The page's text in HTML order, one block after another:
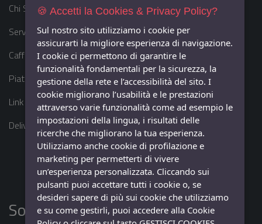
Chi Siamo
​Servizio Catering
Caffetteria
Piatti Unici
Link Amici
Delivery
Social
🍪 Accetti la Cookies & Privacy Policy?
Sul nostro sito utilizziamo i cookie per
assicurarti la migliore esperienza di navigazione.
I cookie ci permettono di garantire le
funzionalità fondamentali per la sicurezza, la
gestione della rete e l’accessibilità del sito. I
cookie migliorano l’usabilità e le prestazioni
attraverso varie funzionalità come ad esempio le
impostazioni della lingua, i risultati delle
ricerche che migliorano la tua esperienza.
Utilizziamo anche cookie di profilazione e
marketing per permetterti di vivere
un’esperienza personalizzata. Cliccando sui
pulsanti puoi accettare tutti i cookie o, se
desideri sapere di più sui cookie che utilizziamo
e su come gestirli, puoi accedere alla Cookie